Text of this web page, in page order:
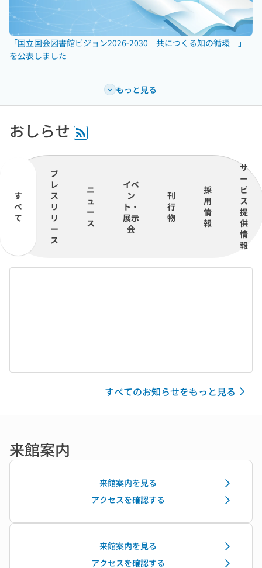
「国立国会図書館ビジョン2026-2030―共につくる知の循環―」
を公表しました
もっと見る
おしらせ RSS
す
べ
て
プ
レ
ス
リ
リ
ー
ス
ニ
ュ
ー
ス
イベ
ン
ト・
展示
会
刊
行
物
採
用
情
報
サ
ー
ビ
ス
提
供
情
報
すべてのお知らせをもっと見る
来館案内
来館案内を見る
アクセスを確認する
来館案内を見る
アクセスを確認する